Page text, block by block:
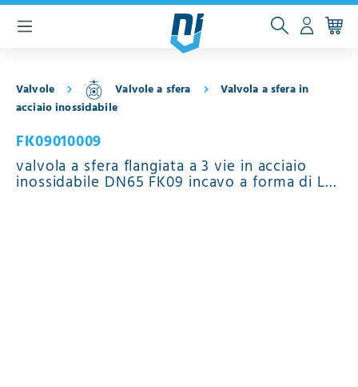
principale
Valvole Valvole a sfera
Valvola a sfera in
acciaio inossidabile
FK09010009
valvola a sfera flangiata a 3 vie in acciaio
inossidabile DN65 FK09 incavo a forma di L